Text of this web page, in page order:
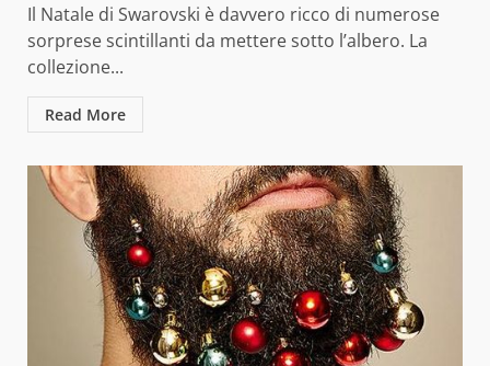
Il Natale di Swarovski è davvero ricco di numerose
sorprese scintillanti da mettere sotto l’albero. La
collezione...
Read More